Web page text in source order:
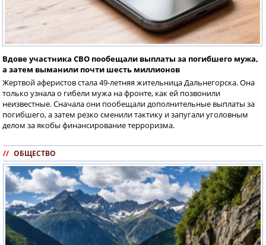
Вдове участника СВО пообещали выплаты за погибшего мужа,
а затем выманили почти шесть миллионов
Жертвой аферистов стала 49-летняя жительница Дальнегорска. Она
только узнала о гибели мужа на фронте, как ей позвонили
неизвестные. Сначала они пообещали дополнительные выплаты за
погибшего, а затем резко сменили тактику и запугали уголовным
делом за якобы финансирование терроризма.
// ОБЩЕСТВО